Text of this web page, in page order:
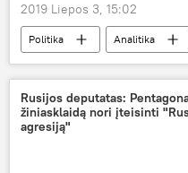
2019 Liepos 3, 15:02
Politika Analitika
Lietuva
ES
Rusijos deputatas:
žiniasklaidą nori įteisinti
agresiją"